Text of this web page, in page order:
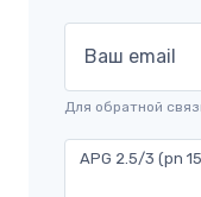
Ваш email
Для обратной